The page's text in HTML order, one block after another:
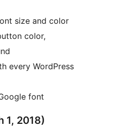
size and color
color,
every WordPress
font
1, 2018)